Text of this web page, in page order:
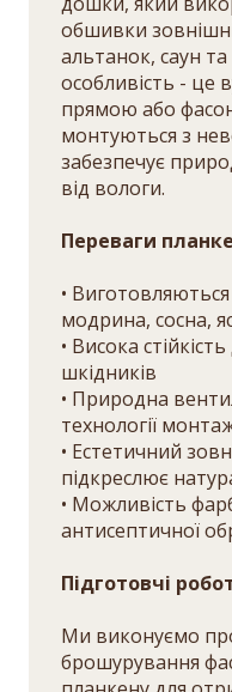
обшивки
альтанок, саун
особливість - це
прямою або
монтуються з
забезпечує
від вологи.
Переваги
•
модрина, сосна,
• Висока
шкідників
• Природна
технології
• Естетичний
підкреслює
• Можливість
антисептичної
Підготовчі
Ми виконуємо
брошурування